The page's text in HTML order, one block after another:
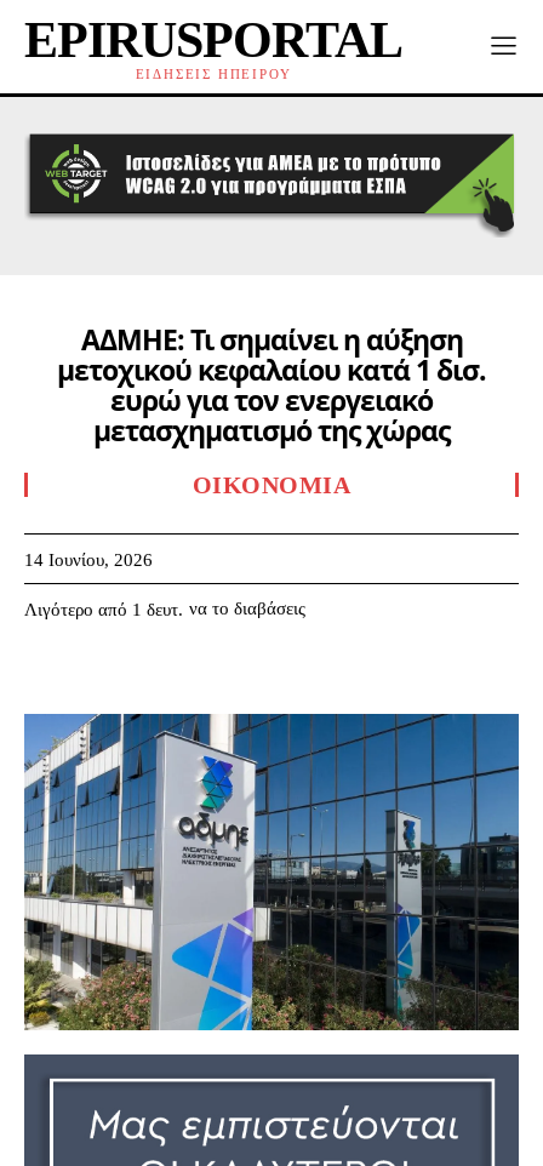
EPIRUSPORTAL
ΕΙΔΗΣΕΙΣ ΗΠΕΙΡΟΥ
ΑΔΜΗΕ: Τι σημαίνει η αύξηση
μετοχικού κεφαλαίου κατά 1 δισ.
ευρώ για τον ενεργειακό
μετασχηματισμό της χώρας
ΟΙΚΟΝΟΜΊΑ
14 Ιουνίου, 2026
Λιγότερο από 1 δευτ. να το διαβάσεις